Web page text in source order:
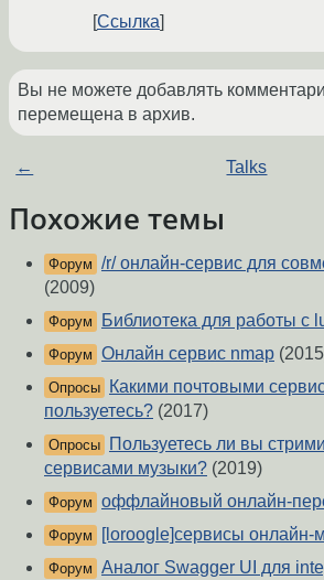
Ссылка
Вы не можете добавлять
перемещена в архив.
← Talks
Похожие темы
Форум /r/ онлайн-сервис для
(2009)
Форум Библиотека для работы с
Форум Онлайн сервис nmap
Опросы
Какими почтовыми
пользуетесь? (2017)
Опросы
Пользуетесь ли вы
сервисами музыки? (2019)
Форум оффлайновый онлайн-
Форум [loroogle]сервисы онлайн-
Форум Аналог Swagger UI для